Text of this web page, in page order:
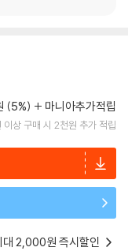
(5%) 마니아추가적립
이상 구매 시 2천원 추가 적립
대 2,000원 즉시할인